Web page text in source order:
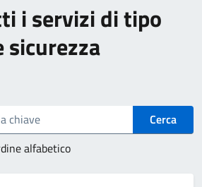
i servizi di tipo
sicurezza
Cerca
alfabetico